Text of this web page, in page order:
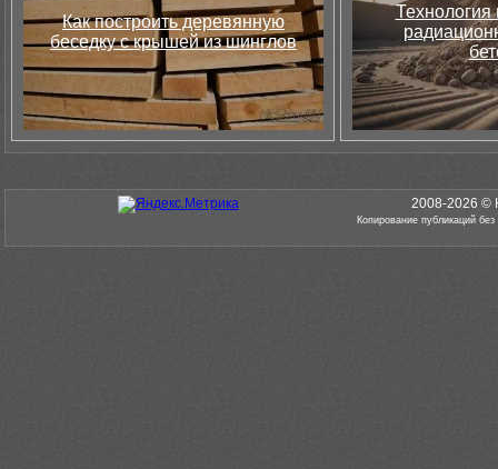
Как построить деревянную
беседку с крышей из шинглов
Технология
2008-2026 ©
Копирование публикаций